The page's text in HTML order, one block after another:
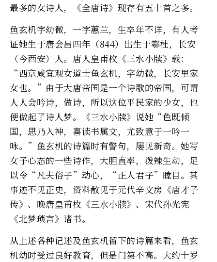
最多的女诗人，《全唐诗》现存有五十首之多。
鱼玄机字幼微，一字蕙兰，生卒年不详，有人考
证她生于唐会昌四年（844）出生于鄠杜，长安
（今西安）人。唐人皇甫枚《三水小牍》载：
“西京咸宜观女道士鱼玄机，字幼微，长安里家
女也。”由于大唐帝国是一个诗歌的帝国，可谓
人人会吟诗，做诗，所以这位平民家的少女，也
便做起了诗人梦。《三水小牍》说她“色既倾
国，思乃入神，喜读书属文，尤致意于一吟一
咏。”鱼玄机的诗篇时有警句，屡见新奇。她写
女子心态的一些诗作，大胆直率，泼辣生动，足
以令“凡夫俗子”动心，“正人君子”瞠目。其
事迹不见正史，资料散见于元代辛文房《唐才子
传》、晚唐皇甫枚《三水小牍》、宋代孙光宪
《北梦琐言》诸书。
从上述各种记述及鱼玄机留下的诗篇来看，鱼玄
机幼时受过良好教育，但是门第不高。大约十岁